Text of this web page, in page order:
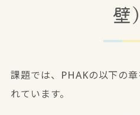
壁）
課題では、PHAKの以下の
れています。